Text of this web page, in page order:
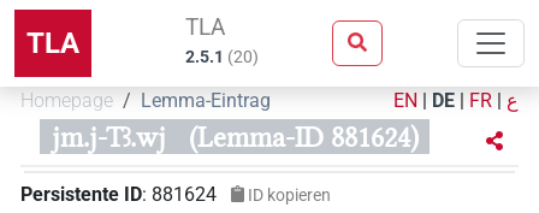
TLA TLA
2.5.1 (20)
Homepage Lemma-Eintrag EN | DE | FR | ع
jm.j-Tꜣ.wj (Lemma-ID 881624)
Persistente ID: 881624 ID kopieren